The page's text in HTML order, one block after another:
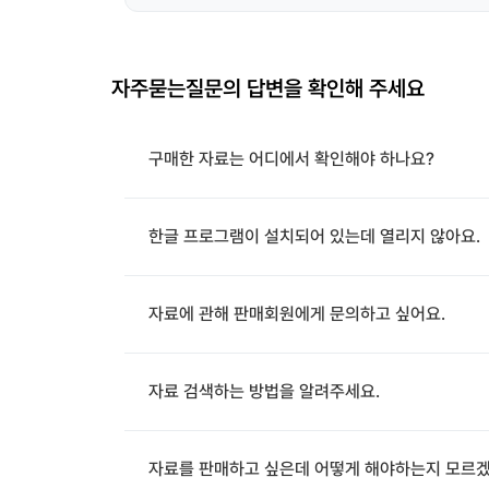
자주묻는질문의 답변을 확인해 주세요
구매한 자료는 어디에서 확인해야 하나요?
한글 프로그램이 설치되어 있는데 열리지 않아요.
자료에 관해 판매회원에게 문의하고 싶어요.
자료 검색하는 방법을 알려주세요.
자료를 판매하고 싶은데 어떻게 해야하는지 모르